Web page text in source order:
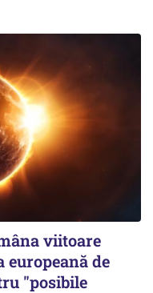
viitoare
europeană de
"posibile